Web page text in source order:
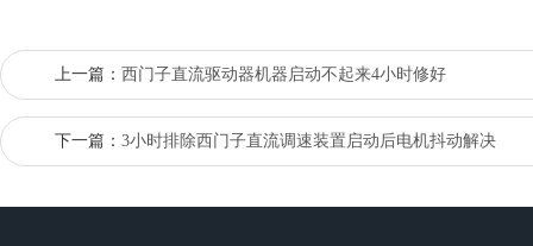
上一篇： 西门子直流驱动器机器启动不起来4小时修好
下一篇： 3小时排除西门子直流调速装置启动后电机抖动解决